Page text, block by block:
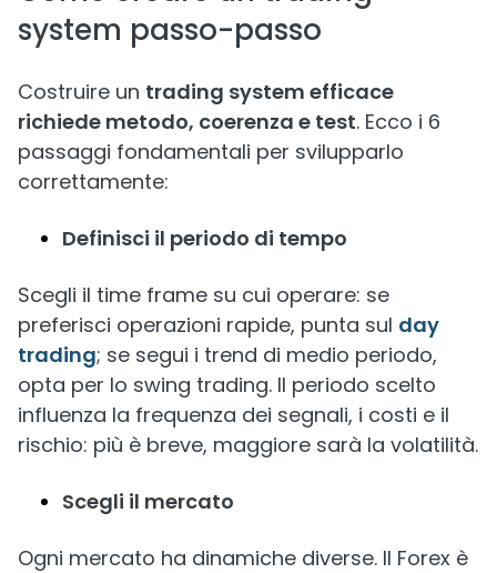
system passo-passo
Costruire un trading system efficace
richiede metodo, coerenza e test. Ecco i 6
passaggi fondamentali per svilupparlo
correttamente:
Definisci il periodo di tempo
Scegli il time frame su cui operare: se
preferisci operazioni rapide, punta sul day
trading; se segui i trend di medio periodo,
opta per lo swing trading. Il periodo scelto
influenza la frequenza dei segnali, i costi e il
rischio: più è breve, maggiore sarà la volatilità.
Scegli il mercato
Ogni mercato ha dinamiche diverse. Il Forex è